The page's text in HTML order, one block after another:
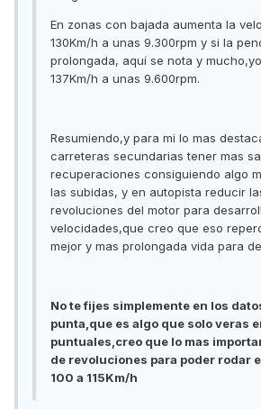
En zonas con bajada aumenta la
130Km/h a unas 9.300rpm y si la
prolongada, aquí se nota y
137Km/h a unas 9.600rpm.
Resumiendo,y para mi lo mas
carreteras secundarias tener mas
recuperaciones consiguiendo algo
las subidas, y en autopista reducir
revoluciones del motor para
velocidades,que creo que eso
mejor y mas prolongada vida para
No te fijes simplemente en los
punta,que es algo que solo veras
puntuales,creo que lo mas
de revoluciones para poder rodar
100 a 115Km/h